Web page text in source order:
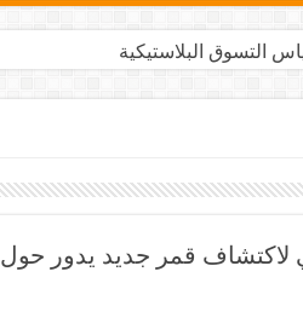
التسوق البلاستيكية
لاكتشاف قمر جديد يدور حول